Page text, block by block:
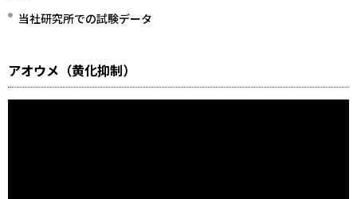
当社研究所での試験データ
アオウメ（黄化抑制）